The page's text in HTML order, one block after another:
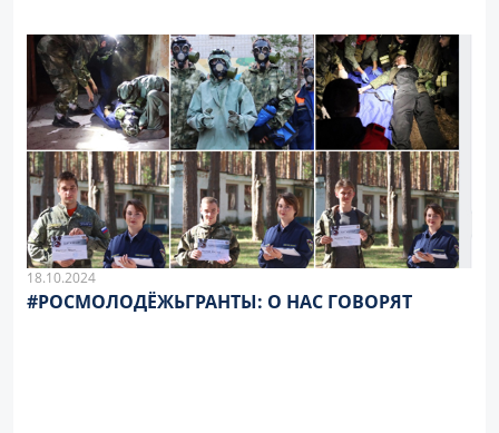
18.10.2024
#РОСМОЛОДЁЖЬГРАНТЫ: О НАС ГОВОРЯТ